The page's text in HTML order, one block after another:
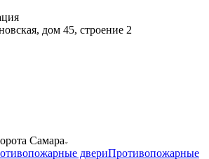
дом 45, строение 2
Самара
двериПротивопожарные